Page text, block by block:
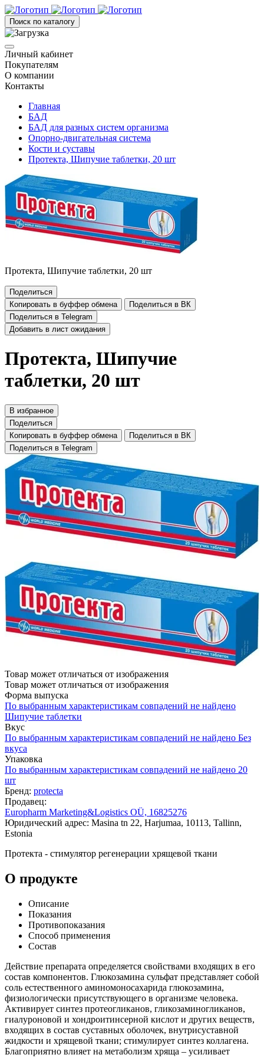
Поиск по каталогу
Личный кабинет
Покупателям
О компании
Контакты
Главная
БАД
БАД для разных систем организма
Опорно-двигательная система
Кости и суставы
Протекта, Шипучие таблетки, 20 шт
Протекта, Шипучие таблетки, 20 шт
Поделиться
Копировать в буффер обмена
Поделиться в ВК
Поделиться в Telegram
Добавить в лист ожидания
Протекта, Шипучие
таблетки, 20 шт
В избранное
Поделиться
Копировать в буффер обмена
Поделиться в ВК
Поделиться в Telegram
Товар может отличаться от изображения
Товар может отличаться от изображения
Форма выпуска
По выбранным характеристикам совпадений не найдено
Шипучие таблетки
Вкус
По выбранным характеристикам совпадений не найдено Без
вкуса
Упаковка
По выбранным характеристикам совпадений не найдено 20
шт
Бренд: protecta
Продавец:
Europharm Marketing&Logistics OÜ, 16825276
Юридический адрес: Masina tn 22, Harjumaa, 10113, Tallinn,
Estonia
Протекта - стимулятор регенерации хрящевой ткани
О продукте
Описание
Показания
Противопоказания
Способ применения
Состав
Действие препарата определяется свойствами входящих в его
состав компонентов. Глюкозамина сульфат представляет собой
соль естественного аминомоносахарида глюкозамина,
физиологически присутствующего в организме человека.
Активирует синтез протеогликанов, гликозаминогликанов,
гиалуроновой и хондроитинсерной кислот и других веществ,
входящих в состав суставных оболочек, внутрисуставной
жидкости и хрящевой ткани; стимулирует синтез коллагена.
Благоприятно влияет на метаболизм хряща – усиливает